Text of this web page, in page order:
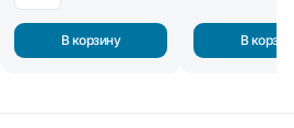
В корзину В